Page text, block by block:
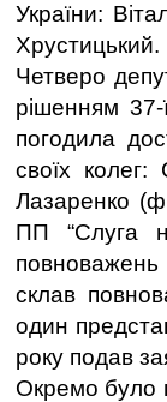
України:
Хрустицький.
Четверо
рішенням 37-
погодила
своїх колег:
Лазаренко
ПП “Слуга
повноважень
склав
один
року подав
Окремо було